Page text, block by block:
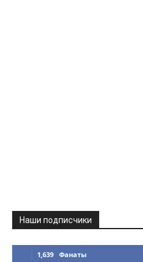
Наши подписчики
1,639 Фанаты